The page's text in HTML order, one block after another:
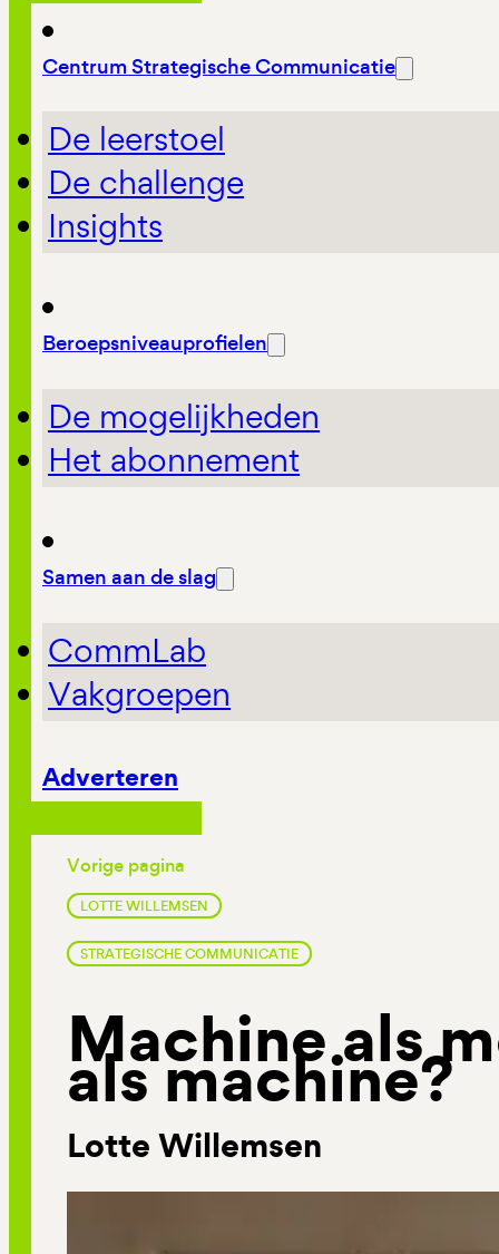
Centrum Strategische Communicatie
De leerstoel
De challenge
Insights
Beroepsniveauprofielen
De mogelijkheden
Het abonnement
Samen aan de slag
CommLab
Vakgroepen
Adverteren
Vorige pagina
LOTTE WILLEMSEN
STRATEGISCHE COMMUNICATIE
Machine als
als machine?
Lotte Willemsen